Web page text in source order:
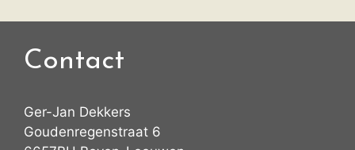
Contact
Ger-Jan Dekkers
Goudenregenstraat 6